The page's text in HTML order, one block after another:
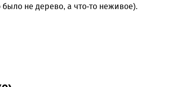
было не дерево, а что-то неживое).